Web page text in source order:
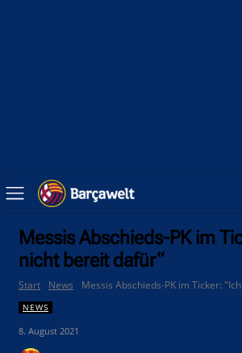
Messis Abschieds-PK im
nicht bereit dafür“
Start News Messis Abschieds-PK im Ticker:
NEWS
8. August 2021